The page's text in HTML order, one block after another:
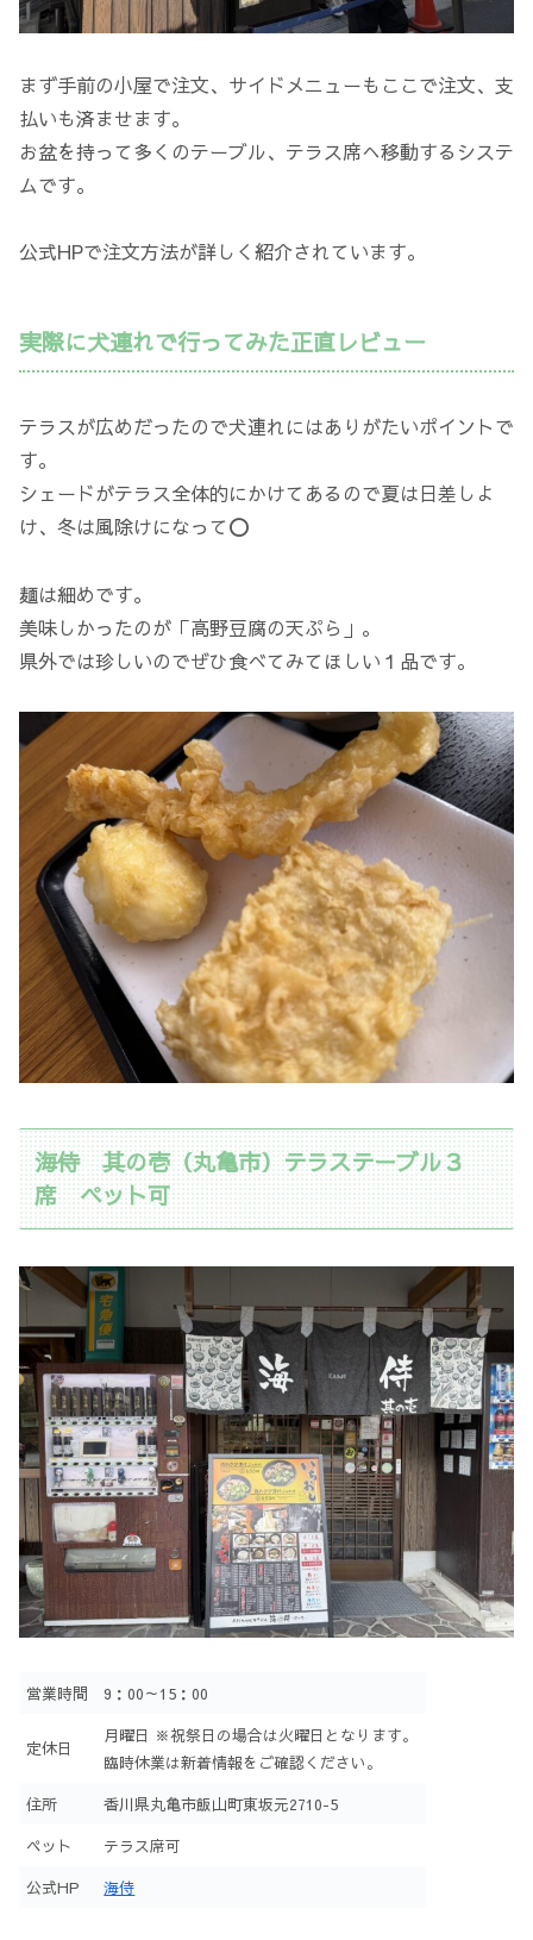
まず手前の小屋で注文、サイドメニューもここで注文、支
払いも済ませます。
お盆を持って多くのテーブル、テラス席へ移動するシステ
ムです。
公式HPで注文方法が詳しく紹介されています。
実際に犬連れで行ってみた正直レビュー
テラスが広めだったので犬連れにはありがたいポイントで
す。
シェードがテラス全体的にかけてあるので夏は日差しよ
け、冬は風除けになって⭕️
麺は細めです。
美味しかったのが「高野豆腐の天ぷら」。
県外では珍しいのでぜひ食べてみてほしい１品です。
海侍 其の壱（丸亀市）テラステーブル３
席 ペット可
営業時間 9：00～15：00
定休日
月曜日 ※祝祭日の場合は火曜日となります。
臨時休業は新着情報をご確認ください。
住所 香川県丸亀市飯山町東坂元2710-5
ペット テラス席可
公式HP 海侍